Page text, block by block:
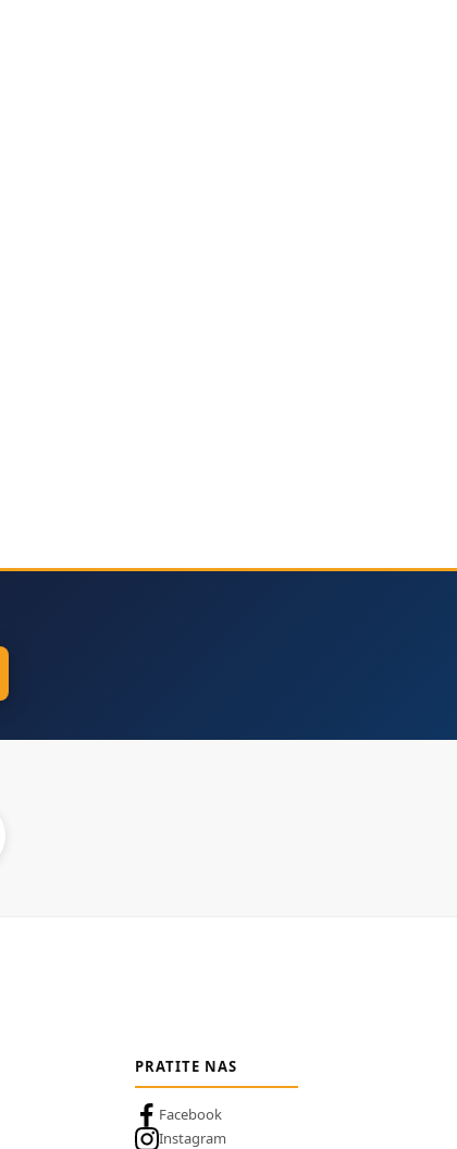
PRATITE NAS
Facebook
Instagram